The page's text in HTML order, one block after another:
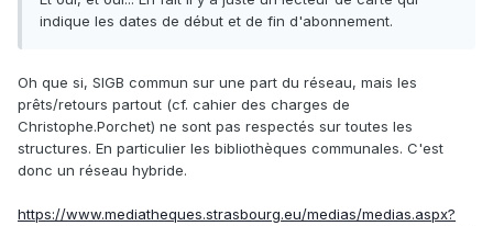
indique les dates de début et de fin d'abonnement.
Oh que si, SIGB commun sur une part du réseau, mais les
prêts/retours partout (cf. cahier des charges de
Christophe.Porchet) ne sont pas respectés sur toutes les
structures. En particulier les bibliothèques communales. C'est
donc un réseau hybride.
https://www.mediatheques.strasbourg.eu/medias/medias.aspx?